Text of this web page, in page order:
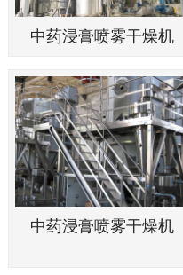
中药浸膏喷雾干燥机
中药浸膏喷雾干燥机